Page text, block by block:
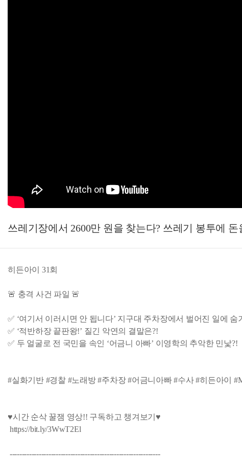
쓰레기장에서 2600만 원을 찾는다? 쓰레기 봉투에
히든아이 31회
🚨 충격 사건 파일 🚨
✅ ‘여기서 이러시면 안 됩니다’ 지구대 주차장에서 벌어진 일에 숨
✅ ‘적반하장 끝판왕!’ 질긴 악연의 결말은?!
✅ 두 얼굴로 전 국민을 속인 ‘어금니 아빠’ 이영학의 추악한 민낯?!
#실화기반 #경찰 #노래방 #주차장 #어금니아빠 #수사 #히든아이
♥시간 순삭 꿀잼 영상!! 구독하고 챙겨보기♥
https://bit.ly/3WwT2El
--------------------------------------------------------------